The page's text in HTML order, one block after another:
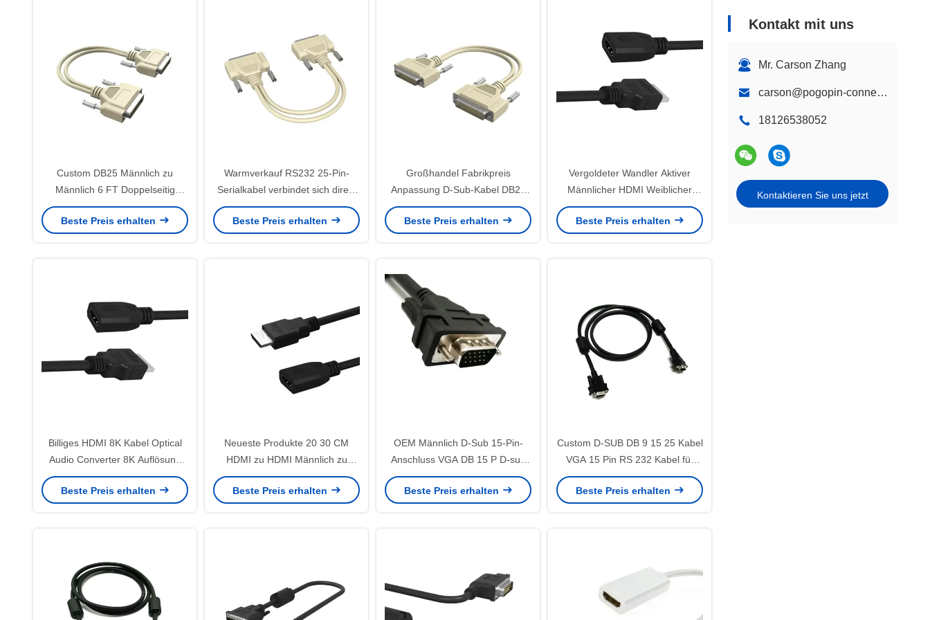
Kontakt mit uns
Mr. Carson Zhang
carson@pogopin-connectors.com
18126538052
Kontaktieren Sie uns jetzt
Custom DB25 Männlich zu
Männlich 6 FT Doppelseitig
Kupfer RS232 Seriekabel
Metallflechte D-SUB 25 PIN
Beste Preis erhalten
Warmverkauf RS232 25-Pin-
Serialkabel verbindet sich direkt
mit dem männlichen DB25 25-
Pin-Computer-
Beste Preis erhalten
Großhandel Fabrikpreis
Anpassung D-Sub-Kabel DB25
Pin-Konnektor Männlich zu DB25
Pin Männlich Drucker-
Beste Preis erhalten
Vergoldeter Wandler Aktiver
Männlicher HDMI Weiblicher
HDTV-Videokabel Adapter
Adapter Wandler 1080P
Beste Preis erhalten
Billiges HDMI 8K Kabel Optical
Audio Converter 8K Auflösung
0,5-5M Länge Heimgebrauch
Video Monitor DVD-Player PVC
Beste Preis erhalten
Neueste Produkte 20 30 CM
HDMI zu HDMI Männlich zu
weiblich Adapter 4 K 60 Hz HDR
3D 18 Gbps Dolby Mini HDMI
Beste Preis erhalten
OEM Männlich D-Sub 15-Pin-
Anschluss VGA DB 15 P D-sub
Extent Cord Monitor Video-
Kabelmontage Computer Gold
Beste Preis erhalten
Custom D-SUB DB 9 15 25 Kabel
VGA 15 Pin RS 232 Kabel für
Maschinen 15 Pin Männlich zu
Männlich gerade
Beste Preis erhalten